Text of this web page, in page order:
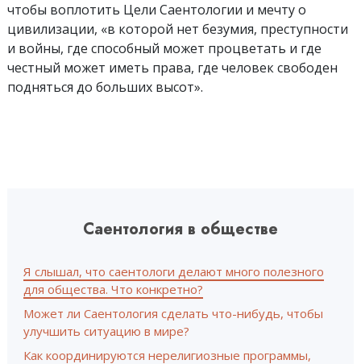
чтобы воплотить Цели Саентологии и мечту о
цивилизации, «в которой нет безумия, преступности
и войны, где способный может процветать и где
честный может иметь права, где человек свободен
подняться до больших высот».
Саентология в обществе
Я слышал, что саентологи делают много полезного
для общества. Что конкретно?
Может ли Саентология сделать что-нибудь, чтобы
улучшить ситуацию в мире?
Как координируются нерелигиозные программы,